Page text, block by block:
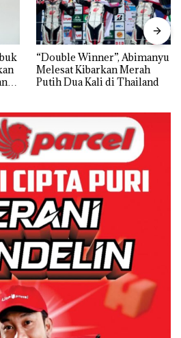
“Double Winner”, Abimanyu
Melesat Kibarkan Merah
Putih Dua Kali di Thailand